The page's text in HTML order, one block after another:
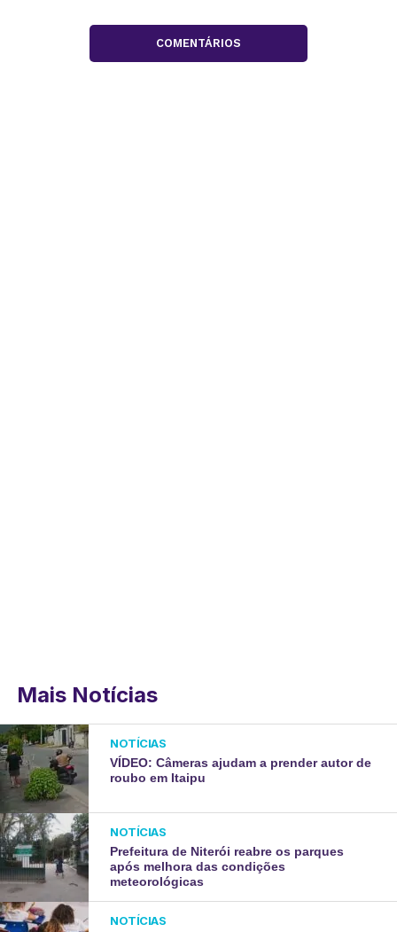
COMENTÁRIOS
Mais Notícias
NOTÍCIAS
VÍDEO: Câmeras ajudam a prender autor de
roubo em Itaipu
NOTÍCIAS
Prefeitura de Niterói reabre os parques
após melhora das condições
meteorológicas
NOTÍCIAS